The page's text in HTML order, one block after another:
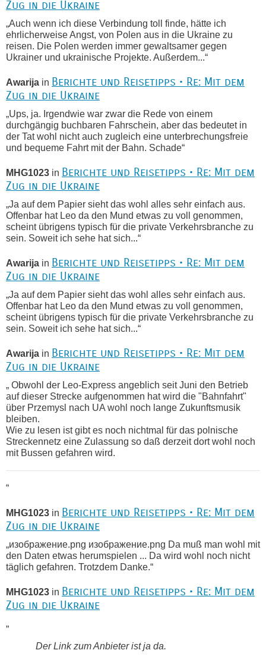
Zug in die Ukraine
„Auch wenn ich diese Verbindung toll finde, hätte ich
ehrlicherweise Angst, von Polen aus in die Ukraine zu
reisen. Die Polen werden immer gewaltsamer gegen
Ukrainer und ukrainische Projekte. Außerdem...“
Awarija in Berichte und Reisetipps • Re: Mit dem
Zug in die Ukraine
„Ups, ja. Irgendwie war zwar die Rede von einem
durchgängig buchbaren Fahrschein, aber das bedeutet in
der Tat wohl nicht auch zugleich eine unterbrechungsfreie
und bequeme Fahrt mit der Bahn. Schade“
MHG1023 in Berichte und Reisetipps • Re: Mit dem
Zug in die Ukraine
„Ja auf dem Papier sieht das wohl alles sehr einfach aus.
Offenbar hat Leo da den Mund etwas zu voll genommen,
scheint übrigens typisch für die private Verkehrsbranche zu
sein. Soweit ich sehe hat sich...“
Awarija in Berichte und Reisetipps • Re: Mit dem
Zug in die Ukraine
„Ja auf dem Papier sieht das wohl alles sehr einfach aus.
Offenbar hat Leo da den Mund etwas zu voll genommen,
scheint übrigens typisch für die private Verkehrsbranche zu
sein. Soweit ich sehe hat sich...“
Awarija in Berichte und Reisetipps • Re: Mit dem
Zug in die Ukraine
„ Obwohl der Leo-Express angeblich seit Juni den Betrieb
auf dieser Strecke aufgenommen hat wird die "Bahnfahrt"
über Przemysl nach UA wohl noch lange Zukunftsmusik
bleiben.
Wie zu lesen ist gibt es noch nichtmal für das polnische
Streckennetz eine Zulassung so daß derzeit dort wohl noch
mit Bussen gefahren wird.
“
MHG1023 in Berichte und Reisetipps • Re: Mit dem
Zug in die Ukraine
„изображение.png изображение.png Da muß man wohl mit
den Daten etwas herumspielen ... Da wird wohl noch nicht
täglich gefahren. Trotzdem Danke.“
MHG1023 in Berichte und Reisetipps • Re: Mit dem
Zug in die Ukraine
„
Der Link zum Anbieter ist ja da.